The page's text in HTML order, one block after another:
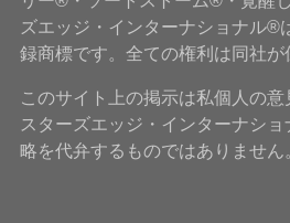
ズエッジ・インターナショナル®
録商標です。全ての権利は同社が
このサイト上の掲示は私個人の意
スターズエッジ・インターナシ
略を代弁するものではありません